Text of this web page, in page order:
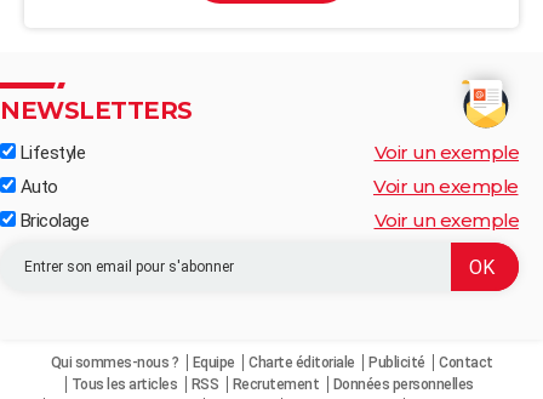
NEWSLETTERS
Lifestyle Voir un exemple
Auto Voir un exemple
Bricolage Voir un exemple
Qui sommes-nous ? Equipe Charte éditoriale Publicité
Contact
Tous les articles
RSS Recrutement
Données personnelles